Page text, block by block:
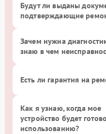
Будут ли выданы
подтверждающие
Зачем нужна
знаю в чем
Есть ли гарантия на
Как я узнаю, когда мое
устройство будет
использованию?